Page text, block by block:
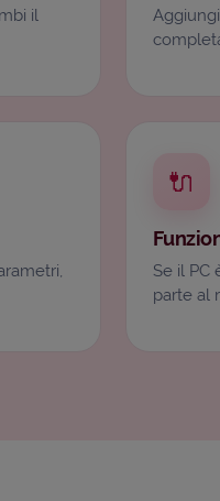
il
🔌
Se il PC
parte al